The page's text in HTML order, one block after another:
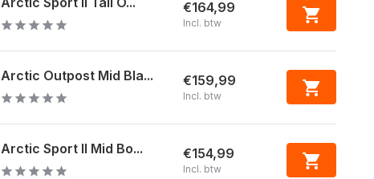
€164,99
Incl. btw
Arctic Outpost Mid Bla... €159,99
Incl. btw
Arctic Sport II Mid Bo... €154,99
Incl. btw